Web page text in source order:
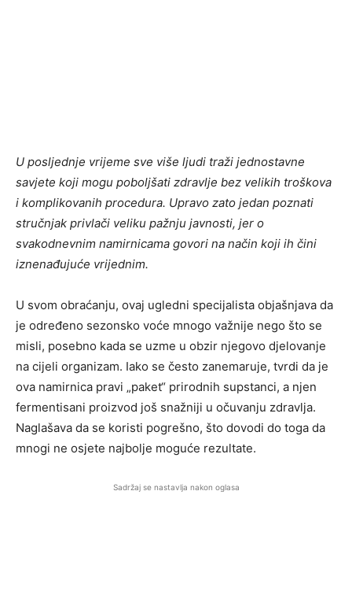
U posljednje vrijeme sve više ljudi traži jednostavne
savjete koji mogu poboljšati zdravlje bez velikih troškova
i komplikovanih procedura. Upravo zato jedan poznati
stručnjak privlači veliku pažnju javnosti, jer o
svakodnevnim namirnicama govori na način koji ih čini
iznenađujuće vrijednim.
U svom obraćanju, ovaj ugledni specijalista objašnjava da
je određeno sezonsko voće mnogo važnije nego što se
misli, posebno kada se uzme u obzir njegovo djelovanje
na cijeli organizam. Iako se često zanemaruje, tvrdi da je
ova namirnica pravi „paket“ prirodnih supstanci, a njen
fermentisani proizvod još snažniji u očuvanju zdravlja.
Naglašava da se koristi pogrešno, što dovodi do toga da
mnogi ne osjete najbolje moguće rezultate.
Sadržaj se nastavlja nakon oglasa